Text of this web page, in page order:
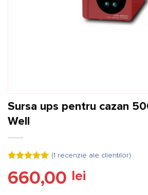
Sursa ups pentru cazan
Well
5.00din 5
pe baza
(1 recenzie ale clientilor)
660,00 lei